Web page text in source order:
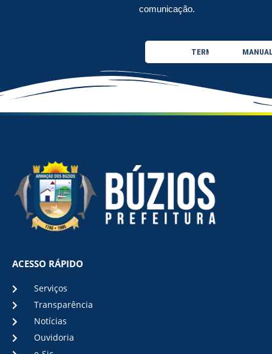
comunicação.
TERMO DE USO
ACESSO RÁPIDO
Serviços
Transparência
Notícias
Ouvidoria